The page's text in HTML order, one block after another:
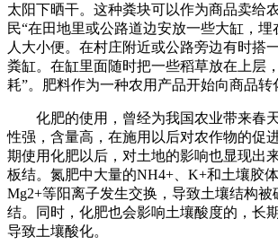
太阳下晒干。这种粪块可以作为商品卖给
民“在田地里或公路道边安放一些大缸，
人大小便。在村庄附近或公路旁边有时搭
粪缸。在缸里面随时把一些稻草放在上层
耗”。肥料作为一种农用产品开始向商品转
化肥的使用，曾经为我国农业带来春
性强，含量高，在施用以后对农作物的促
期使用化肥以后，对土地的影响也显现出
板结。氮肥中大量的NH4+、K+和土壤胶体
Mg2+等阳离子发生交换，导致土壤结构被
结。同时，化肥也会影响土壤酸度的，长
导致土壤酸化。